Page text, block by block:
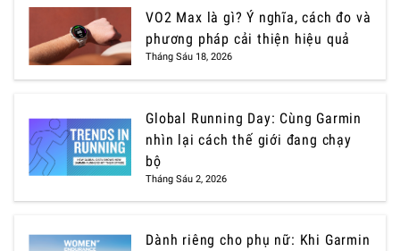
VO2 Max là gì? Ý nghĩa, cách đo và
phương pháp cải thiện hiệu quả
Tháng Sáu 18, 2026
Global Running Day: Cùng Garmin
nhìn lại cách thế giới đang chạy
bộ
Tháng Sáu 2, 2026
Dành riêng cho phụ nữ: Khi Garmin